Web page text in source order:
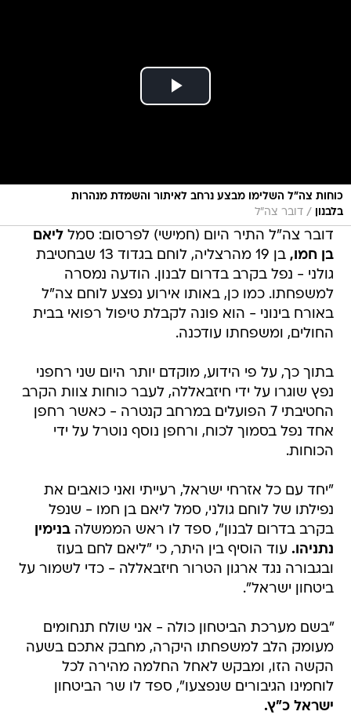
כוחות צה"ל השלימו מבצע נרחב לאיתור והשמדת מנהרות
בלבנון
/ דובר צה"ל
דובר צה"ל התיר היום (חמישי) לפרסום: סמלליאם
בן חמו,
בן 19 מהרצליה, לוחם בגדוד 13 שבחטיבת
גולני - נפל בקרב בדרום לבנון. הודעה נמסרה
למשפחתו. כמו כן, באותו אירוע נפצע לוחם צה"ל
באורח בינוני - הוא פונה לקבלת טיפול רפואי בבית
החולים, ומשפחתו עודכנה.
בתוך כך, על פי הידוע, מוקדם יותר היום שני רחפני
נפץ שוגרו על ידי חיזבאללה, לעבר כוחות צוות הקרב
החטיבתי 7 הפועלים במרחב קנטרה - כאשר רחפן
אחד נפל בסמוך לכוח, ורחפן נוסף נוטרל על ידי
הכוחות.
"יחד עם כל אזרחי ישראל, רעייתי ואני כואבים את
נפילתו של לוחם גולני, סמל ליאם בן חמו - שנפל
בקרב בדרום לבנון", ספד לו ראש הממשלהבנימין
נתניהו. עוד הוסיף בין היתר, כי "ליאם לחם בעוז
ובגבורה נגד ארגון הטרור חיזבאללה - כדי לשמור על
ביטחון ישראל".
"בשם מערכת הביטחון כולה - אני שולח תנחומים
מעומק הלב למשפחתו היקרה, מחבק אתכם בשעה
הקשה הזו, ומבקש לאחל החלמה מהירה לכל
לוחמינו הגיבורים שנפצעו", ספד לו שר הביטחון
ישראל כ"ץ.